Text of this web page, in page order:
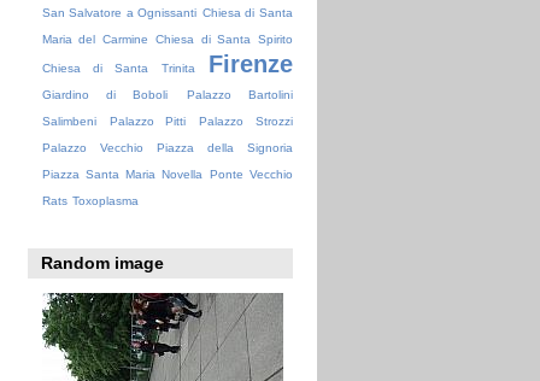
San Salvatore a Ognissanti Chiesa di Santa
Maria del Carmine
Chiesa di Santa Spirito
Chiesa di Santa Trinita Firenze
Giardino di Boboli
Palazzo Bartolini
Salimbeni
Palazzo Pitti
Palazzo Strozzi
Palazzo Vecchio
Piazza della Signoria
Piazza Santa Maria Novella
Ponte Vecchio
Rats Toxoplasma
Random image